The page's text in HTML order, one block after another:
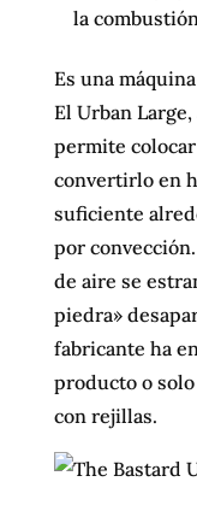
la
Es una
El Urban
permite
convertirlo en
suficiente
por
de aire se
piedra»
fabricante ha
producto o
con rejillas.